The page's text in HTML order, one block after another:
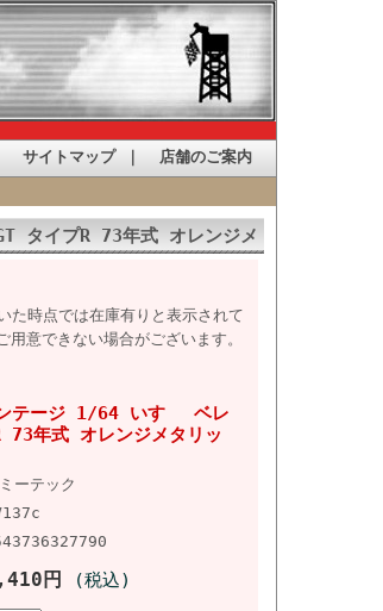
サイトマップ｜ 店舗のご案内
タイプR 73年式 オレンジメ
た時点では在庫有りと表示されて
意できない場合がございます。
ンテージ 1/64 いすゞ ベレ
73年式 オレンジメタリッ
ミーテック
円 (税込)